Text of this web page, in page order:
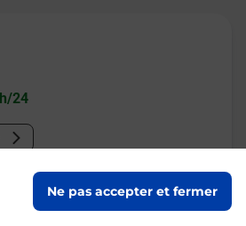
Ne pas accepter et fermer
24
un autre point de contact